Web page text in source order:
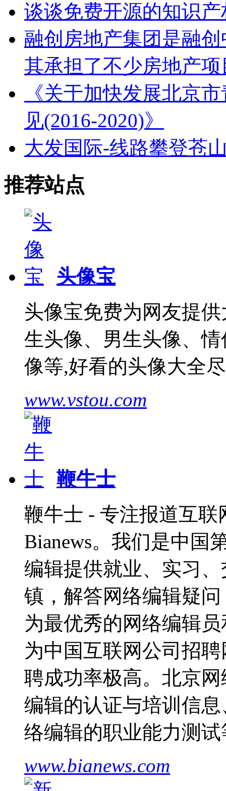
谈谈免费开源的知识
融创房地产集团是融
其承担了不少房地产
《关于加快发展北京
见(2016-2020)》
大发国际-线路攀登苍
推荐站点
头像宝
头像宝免费为网友提
生头像、男生头像、
像等,好看的头像大全
www.vstou.com
鞭牛士
鞭牛士 - 专注报道互联
Bianews。我们是中国
编辑提供就业、实习
镇，解答网络编辑疑
为最优秀的网络编辑
为中国互联网公司招
聘成功率极高。北京
编辑的认证与培训信
络编辑的职业能力测
www.bianews.com